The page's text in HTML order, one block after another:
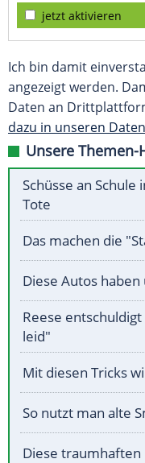
jetzt aktivieren
Ich bin damit
angezeigt werden.
Daten an
dazu in unseren
Unsere
Schüsse an
Tote
Das machen die
Diese Autos haben
Reese
leid"
Mit diesen Tricks
So nutzt man alte
Diese traumhaften